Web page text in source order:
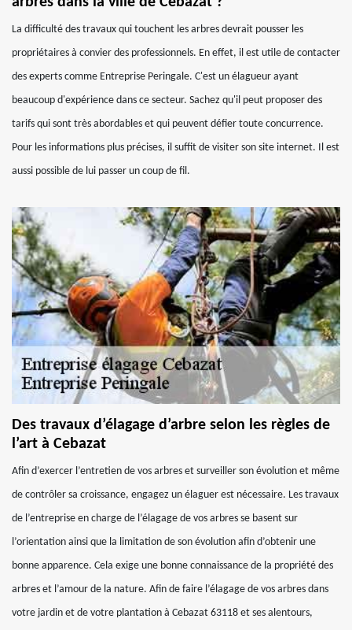
La difficulté des travaux qui touchent les arbres devrait pousser les
propriétaires à convier des professionnels. En effet, il est utile de contacter
des experts comme Entreprise Peringale. C'est un élagueur ayant
beaucoup d'expérience dans ce secteur. Sachez qu'il peut proposer des
tarifs qui sont très abordables et qui peuvent défier toute concurrence.
Pour les informations plus précises, il suffit de visiter son site internet. Il est
aussi possible de lui passer un coup de fil.
Des travaux d’élagage d’arbre selon les règles de
l’art à Cebazat
Afin d’exercer l’entretien de vos arbres et surveiller son évolution et même
de contrôler sa croissance, engagez un élaguer est nécessaire. Les travaux
de l’entreprise en charge de l’élagage de vos arbres se basent sur
l’orientation ainsi que la limitation de son évolution afin d’obtenir une
bonne apparence. Cela exige une bonne connaissance de la propriété des
arbres et l’amour de la nature. Afin de faire l’élagage de vos arbres dans
votre jardin et de votre plantation à Cebazat 63118 et ses alentours,